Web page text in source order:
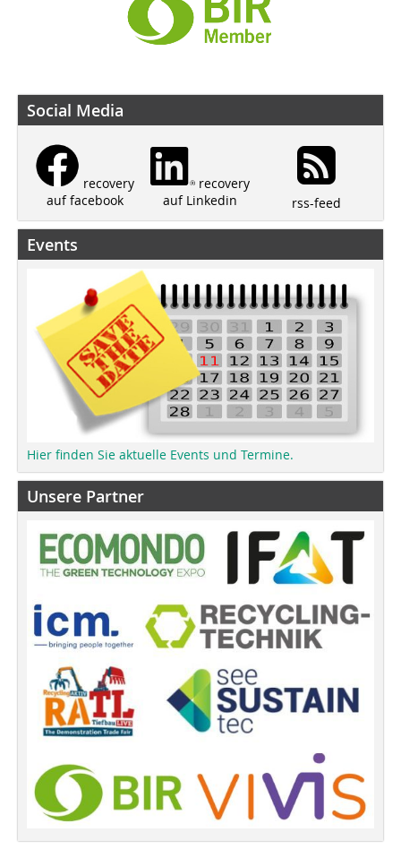
Social Media
recovery
auf facebook
recovery
auf Linkedin
rss-feed
Events
Hier finden Sie aktuelle Events und Termine.
Unsere Partner